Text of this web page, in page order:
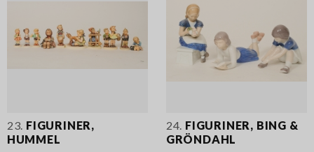
23. FIGURINER,
HUMMEL
24. FIGURINER, BING &
GRÖNDAHL